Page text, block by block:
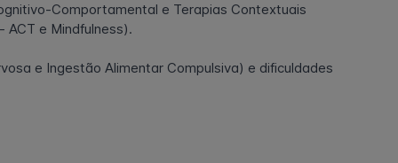
Comportamental e Terapias Contextuais
ACT e Mindfulness).
e Ingestão Alimentar Compulsiva) e dificuldades